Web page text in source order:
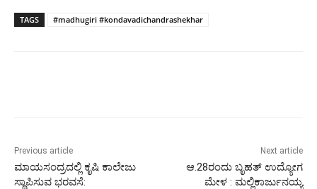
TAGS #madhugiri #kondavadichandrashekhar
Previous article
ಮಾಯಸಂದ್ರದಲ್ಲಿ ಕೃಷಿ ಕಾಲೇಜು
ಸ್ಥಾಪಿಸುವ ಭರವಸೆ:
Next article
ಆ.28ರಂದು ಬೃಹತ್ ಉದ್ಯೋಗ
ಮೇಳ : ಮಲ್ಲಿಕಾರ್ಜುನಯ್ಯ